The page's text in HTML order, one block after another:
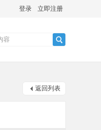
登录 立即注册
返回列表